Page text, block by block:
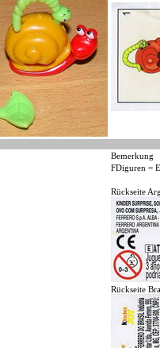
Bemerkung
FDiguren =
Rückseite
Rückseite